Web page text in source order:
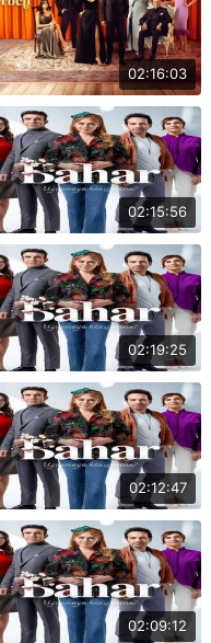
02:16:03
02:15:56
02:19:25
02:12:47
02:09:12